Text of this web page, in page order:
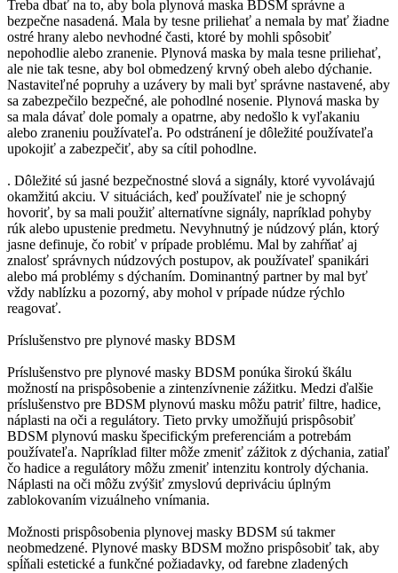
Treba dbať na to, aby bola plynová maska BDSM správne a
bezpečne nasadená. Mala by tesne priliehať a nemala by mať žiadne
ostré hrany alebo nevhodné časti, ktoré by mohli spôsobiť
nepohodlie alebo zranenie. Plynová maska by mala tesne priliehať,
ale nie tak tesne, aby bol obmedzený krvný obeh alebo dýchanie.
Nastaviteľné popruhy a uzávery by mali byť správne nastavené, aby
sa zabezpečilo bezpečné, ale pohodlné nosenie. Plynová maska by
sa mala dávať dole pomaly a opatrne, aby nedošlo k vyľakaniu
alebo zraneniu používateľa. Po odstránení je dôležité používateľa
upokojiť a zabezpečiť, aby sa cítil pohodlne.
. Dôležité sú jasné bezpečnostné slová a signály, ktoré vyvolávajú
okamžitú akciu. V situáciách, keď používateľ nie je schopný
hovoriť, by sa mali použiť alternatívne signály, napríklad pohyby
rúk alebo upustenie predmetu. Nevyhnutný je núdzový plán, ktorý
jasne definuje, čo robiť v prípade problému. Mal by zahŕňať aj
znalosť správnych núdzových postupov, ak používateľ spanikári
alebo má problémy s dýchaním. Dominantný partner by mal byť
vždy nablízku a pozorný, aby mohol v prípade núdze rýchlo
reagovať.
Príslušenstvo pre plynové masky BDSM
Príslušenstvo pre plynové masky BDSM ponúka širokú škálu
možností na prispôsobenie a zintenzívnenie zážitku. Medzi ďalšie
príslušenstvo pre BDSM plynovú masku môžu patriť filtre, hadice,
náplasti na oči a regulátory. Tieto prvky umožňujú prispôsobiť
BDSM plynovú masku špecifickým preferenciám a potrebám
používateľa. Napríklad filter môže zmeniť zážitok z dýchania, zatiaľ
čo hadice a regulátory môžu zmeniť intenzitu kontroly dýchania.
Náplasti na oči môžu zvýšiť zmyslovú depriváciu úplným
zablokovaním vizuálneho vnímania.
Možnosti prispôsobenia plynovej masky BDSM sú takmer
neobmedzené. Plynové masky BDSM možno prispôsobiť tak, aby
spĺňali estetické a funkčné požiadavky, od farebne zladených